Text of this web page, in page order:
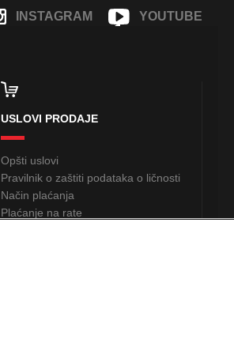
YOUTUBE
INSTAGRAM
USLOVI PRODAJE
Opšti uslovi
Pravilnik o zaštiti podataka o ličnosti
Način plaćanja
Plaćanje na rate